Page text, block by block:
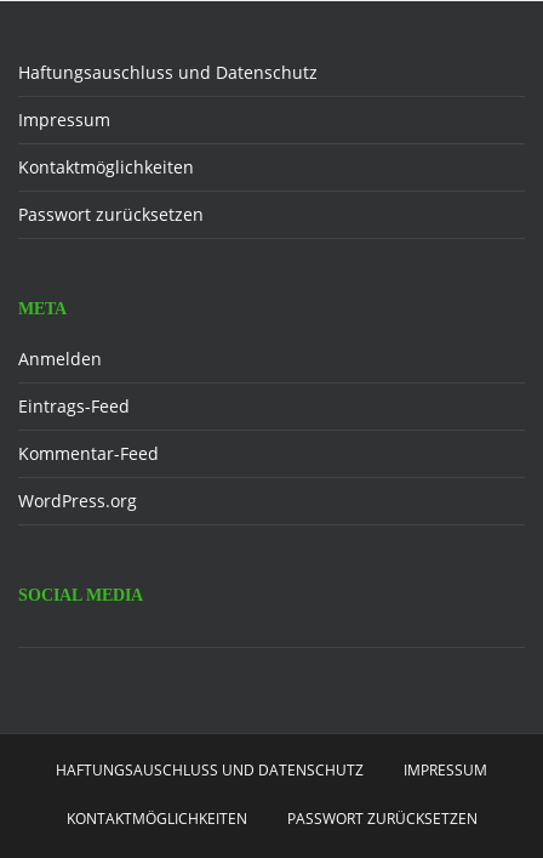
Haftungsauschluss und Datenschutz
Impressum
Kontaktmöglichkeiten
Passwort zurücksetzen
META
Anmelden
Eintrags-Feed
Kommentar-Feed
WordPress.org
SOCIAL MEDIA
HAFTUNGSAUSCHLUSS UND DATENSCHUTZ IMPRESSUM
KONTAKTMÖGLICHKEITEN PASSWORT ZURÜCKSETZEN